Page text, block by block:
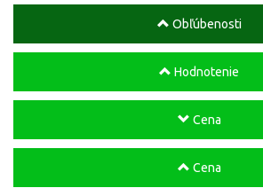
Obľúbenosti
Hodnotenie
Cena
Cena